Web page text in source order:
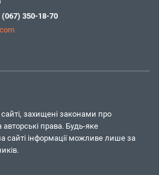
(067) 350-18-70
захищені законами про
авторські права. Будь-яке
сайті інформації можливе лише за